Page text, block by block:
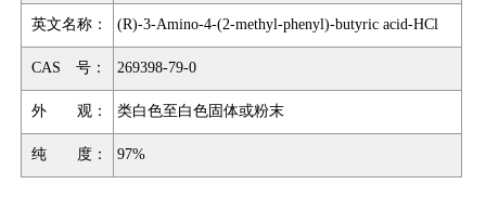
英文名称： (R)-3-Amino-4-(2-methyl-phenyl)-butyric acid-HCl
CAS 号： 269398-79-0
外 观： 类白色至白色固体或粉末
纯 度： 97%